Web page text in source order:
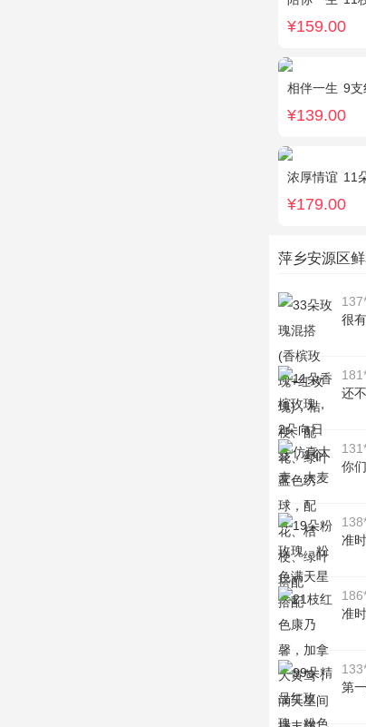
¥159.00
相伴一生 9支
¥139.00
浓厚情谊 11
¥179.00
萍乡安源区
很
还
你
准
准
第